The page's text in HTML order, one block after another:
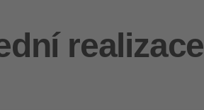
realizace